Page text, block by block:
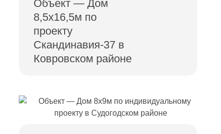
Объект — Дом
8,5х16,5м по
проекту
Скандинавия-37 в
Ковровском районе